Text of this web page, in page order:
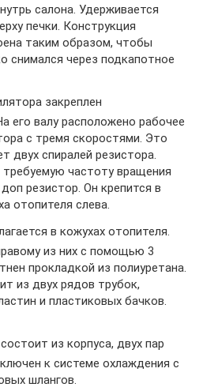
салона. Удерживается
печки. Конструкция
таким образом, чтобы
снимался через подкапотное
закреплен
его валу расположено рабочее
с тремя скоростями. Это
двух спиралей резистора.
частоту вращения
резистор. Он крепится в
отопителя слева.
в кожухах отопителя.
из них с помощью 3
прокладкой из полиуретана.
из двух рядов трубок,
и пластиковых бачков.
из корпуса, двух пар
к системе охлаждения с
шлангов.